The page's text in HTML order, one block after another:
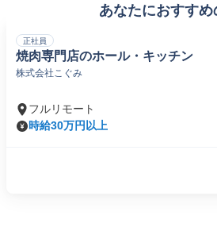
あなたにおすすめ
正社員
焼肉専門店のホール・キッチン
株式会社こぐみ
フルリモート
時給30万円以上